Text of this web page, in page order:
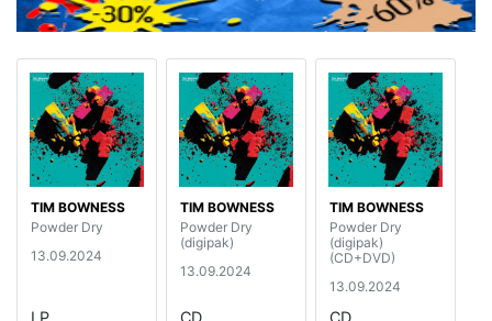
TIM BOWNESS
Powder Dry
13.09.2024
LP
TIM BOWNESS
Powder Dry
(digipak)
13.09.2024
CD
TIM BOWNESS
Powder Dry
(digipak)
(CD+DVD)
13.09.2024
CD